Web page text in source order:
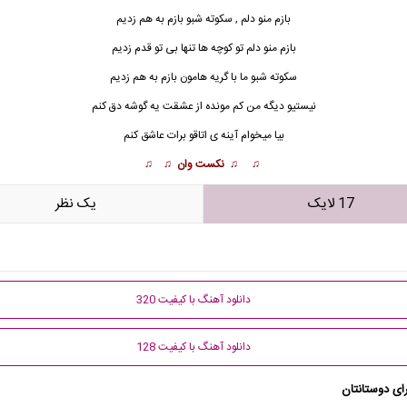
بازم منو دلم , سکوته شبو بازم به هم زدیم
بازم منو دلم تو کوچه ها تنها بی تو قدم زدیم
سکوته شبو ما با گریه هامون بازم به هم زدیم
نیستیو دیگه من کم مونده از عشقت یه گوشه دق کنم
بیا میخوام آینه ی اتاقو برات عاشق کنم
♫ ♫ نکست وان ♫ ♫
17 لایک يک نظر
دانلود آهنگ با کیفیت 320
دانلود آهنگ با کیفیت 128
دوستانتان